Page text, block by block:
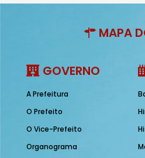
MAPA
GOVERNO
A Prefeitura
O Prefeito
O Vice-Prefeito
Organograma